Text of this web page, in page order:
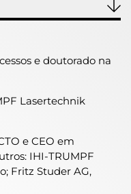
e doutorado na
Lasertechnik
e CEO em
IHI-TRUMPF
Fritz Studer AG,